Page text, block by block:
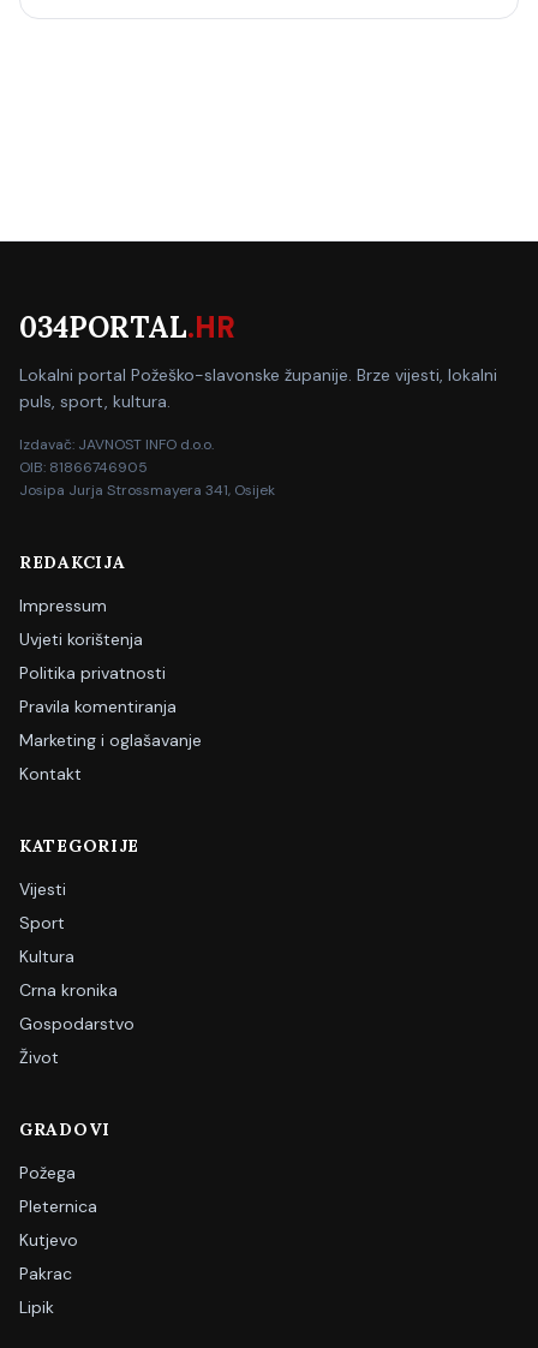
034PORTAL.HR
Lokalni portal Požeško-slavonske županije. Brze vijesti, lokalni
puls, sport, kultura.
Izdavač: JAVNOST INFO d.o.o.
OIB: 81866746905
Josipa Jurja Strossmayera 341, Osijek
REDAKCIJA
Impressum
Uvjeti korištenja
Politika privatnosti
Pravila komentiranja
Marketing i oglašavanje
Kontakt
KATEGORIJE
Vijesti
Sport
Kultura
Crna kronika
Gospodarstvo
Život
GRADOVI
Požega
Pleternica
Kutjevo
Pakrac
Lipik